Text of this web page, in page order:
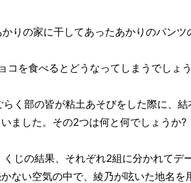
りの家に干してあったあかりのパンツ
コを食べるとどうなってしまうでしょ
く部の皆が粘土あそびをした際に、
ました。その2つは何と何でしょうか?
じの結果、それぞれ2組に分かれてデ
ない空気の中で、綾乃が呟いた地名を